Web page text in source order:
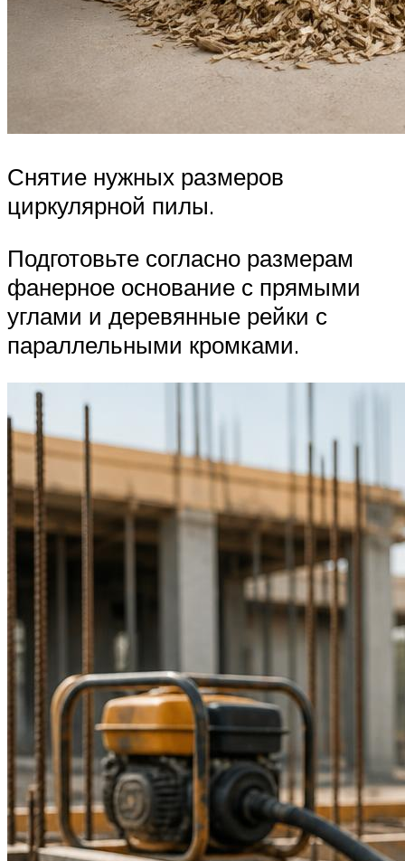
Снятие нужных размеров
циркулярной пилы.
Подготовьте согласно размерам
фанерное основание с прямыми
углами и деревянные рейки с
параллельными кромками.